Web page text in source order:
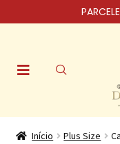
Início Plus Size